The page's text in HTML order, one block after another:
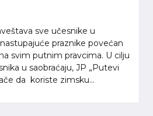
sve učesnike u
praznike povećan
svim putnim pravcima. U cilju
u saobraćaju, JP „Putevi
da koriste zimsku...